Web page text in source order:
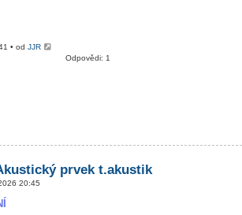
• od JJR
Odpovědi: 1
prvek t.akustik
20:45